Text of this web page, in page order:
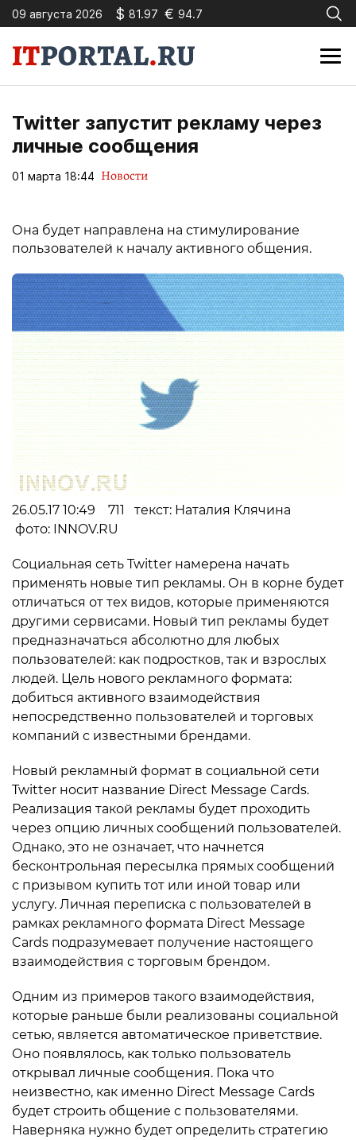
09 августа 2026 $ 81.97 € 94.7
Twitter запустит рекламу через
личные сообщения
01 марта 18:44 Новости
Она будет направлена на стимулирование
пользователей к началу активного общения.
26.05.17 10:49 711 текст: Наталия Клячина
фото: INNOV.RU
Социальная сеть Twitter намерена начать
применять новые тип рекламы. Он в корне будет
отличаться от тех видов, которые применяются
другими сервисами. Новый тип рекламы будет
предназначаться абсолютно для любых
пользователей: как подростков, так и взрослых
людей. Цель нового рекламного формата:
добиться активного взаимодействия
непосредственно пользователей и торговых
компаний с известными брендами.
Новый рекламный формат в социальной сети
Twitter носит название Direct Message Cards.
Реализация такой рекламы будет проходить
через опцию личных сообщений пользователей.
Однако, это не означает, что начнется
бесконтрольная пересылка прямых сообщений
с призывом купить тот или иной товар или
услугу. Личная переписка с пользователей в
рамках рекламного формата Direct Message
Cards подразумевает получение настоящего
взаимодействия с торговым брендом.
Одним из примеров такого взаимодействия,
которые раньше были реализованы социальной
сетью, является автоматическое приветствие.
Оно появлялось, как только пользователь
открывал личные сообщения. Пока что
неизвестно, как именно Direct Message Cards
будет строить общение с пользователями.
Наверняка нужно будет определить стратегию